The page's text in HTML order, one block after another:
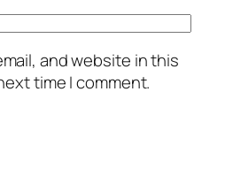
and website in this
time I comment.